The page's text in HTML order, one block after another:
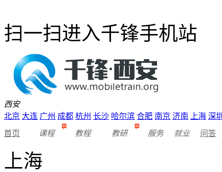
扫一扫进入千锋手机站
西安
北京 大连 广州 成都 杭州 长沙 哈尔滨 合肥 南京 济南 上海 深
首页 课程 教程 教研 服务 就业 问答
上海